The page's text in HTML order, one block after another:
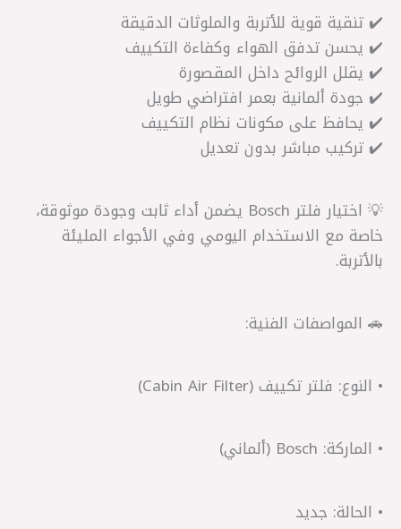
✔️ تنقية قوية للأتربة والملوثات الدقيقة
✔️ يحسن تدفق الهواء وكفاءة التكييف
✔️ يقلل الروائح داخل المقصورة
✔️ جودة ألمانية بعمر افتراضي طويل
✔️ يحافظ على مكونات نظام التكييف
✔️ تركيب مباشر بدون تعديل
💡 اختيار فلتر Bosch يضمن أداء ثابت وجودة موثوقة،
خاصة مع الاستخدام اليومي وفي الأجواء المليئة
بالأتربة.
🚗 المواصفات الفنية:
• النوع: فلتر تكييف (Cabin Air Filter)
• الماركة: Bosch (ألماني)
• الحالة: جديد